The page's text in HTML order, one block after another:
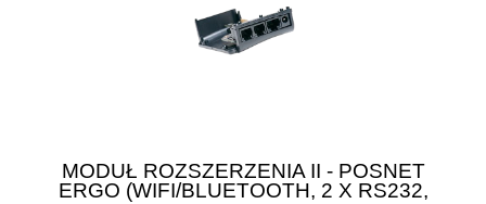
MODUŁ ROZSZERZENIA II - POSNET
ERGO (WIFI/BLUETOOTH, 2 X RS232,